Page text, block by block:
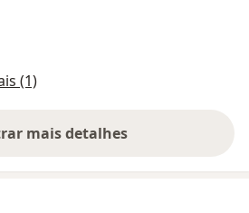
(1)
mais detalhes
sobre a experiência